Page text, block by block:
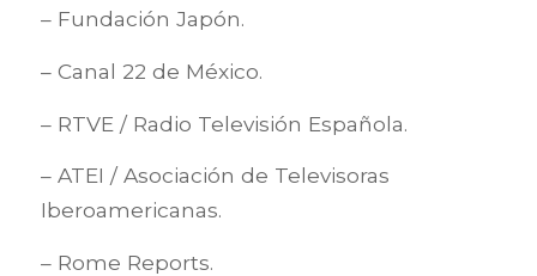
– Fundación Japón.
– Canal 22 de México.
– RTVE / Radio Televisión Española.
– ATEI / Asociación de Televisoras
Iberoamericanas.
– Rome Reports.